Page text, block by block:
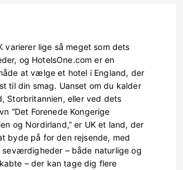
varierer lige så meget som dets
og HotelsOne.com er en
at vælge et hotel i England, der
til din smag. Uanset om du kalder
Storbritannien, eller ved dets
“Det Forenede Kongerige
og Nordirland,” er UK et land, der
byde på for den rejsende, med
seværdigheder – både naturlige og
– der kan tage dig flere